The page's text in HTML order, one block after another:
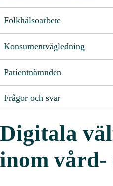
Folkhälsoarbete
Konsumentvägledning
Patientnämnden
Frågor och svar
Digitala
inom vård-